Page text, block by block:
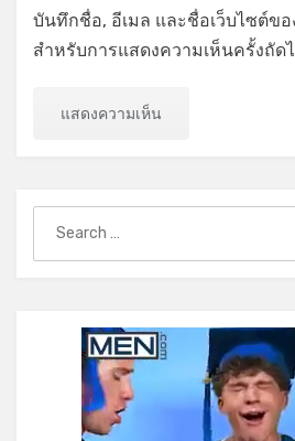
บันทึกชื่อ, อีเมล และชื่อเว็บไซต์ข
สำหรับการแสดงความเห็นครั้งถัด
for: